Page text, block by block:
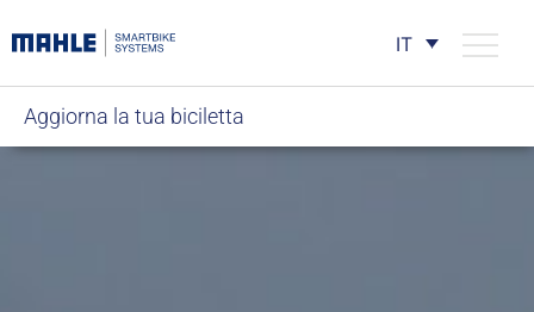
IT
Aggiorna la tua biciletta